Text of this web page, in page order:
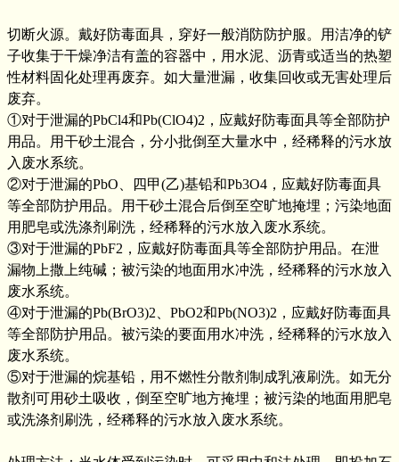
切断火源。戴好防毒面具，穿好一般消防防护服。用洁净的铲
子收集于干燥净洁有盖的容器中，用水泥、沥青或适当的热塑
性材料固化处理再废弃。如大量泄漏，收集回收或无害处理后
废弃。
①对于泄漏的PbCl4和Pb(ClO4)2，应戴好防毒面具等全部防护
用品。用干砂土混合，分小批倒至大量水中，经稀释的污水放
入废水系统。
②对于泄漏的PbO、四甲(乙)基铅和Pb3O4，应戴好防毒面具
等全部防护用品。用干砂土混合后倒至空旷地掩埋；污染地面
用肥皂或洗涤剂刷洗，经稀释的污水放入废水系统。
③对于泄漏的PbF2，应戴好防毒面具等全部防护用品。在泄
漏物上撒上纯碱；被污染的地面用水冲洗，经稀释的污水放入
废水系统。
④对于泄漏的Pb(BrO3)2、PbO2和Pb(NO3)2，应戴好防毒面具
等全部防护用品。被污染的要面用水冲洗，经稀释的污水放入
废水系统。
⑤对于泄漏的烷基铅，用不燃性分散剂制成乳液刷洗。如无分
散剂可用砂土吸收，倒至空旷地方掩埋；被污染的地面用肥皂
或洗涤剂刷洗，经稀释的污水放入废水系统。